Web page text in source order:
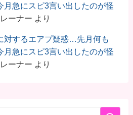
月急にスピ3言い出したのが怪
ーナー より
対するエアプ疑惑…先月何も
月急にスピ3言い出したのが怪
ーナー より